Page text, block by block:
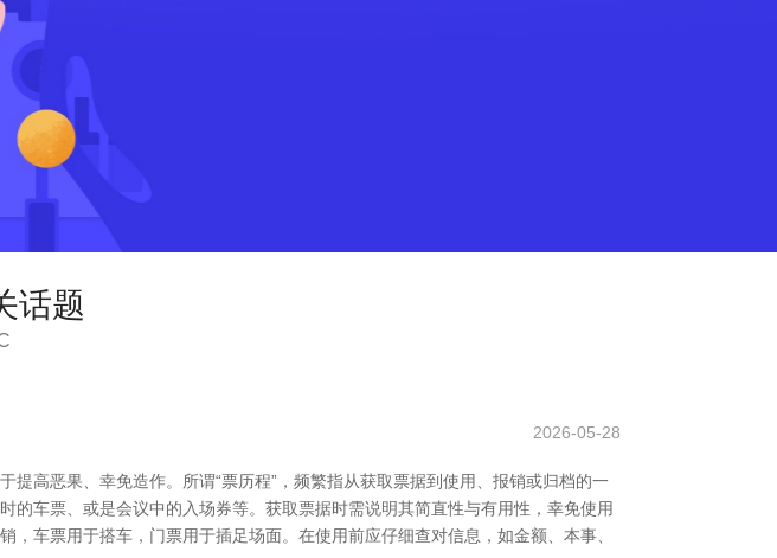
话题
2026-05-28
高恶果、幸免造作。所谓“票历程”，频繁指从获取票据到使用、报销或归档的一
车票、或是会议中的入场券等。获取票据时需说明其简直性与有用性，幸免使用
车票用于搭车，门票用于插足场面。在使用前应仔细查对信息，如金额、本事、